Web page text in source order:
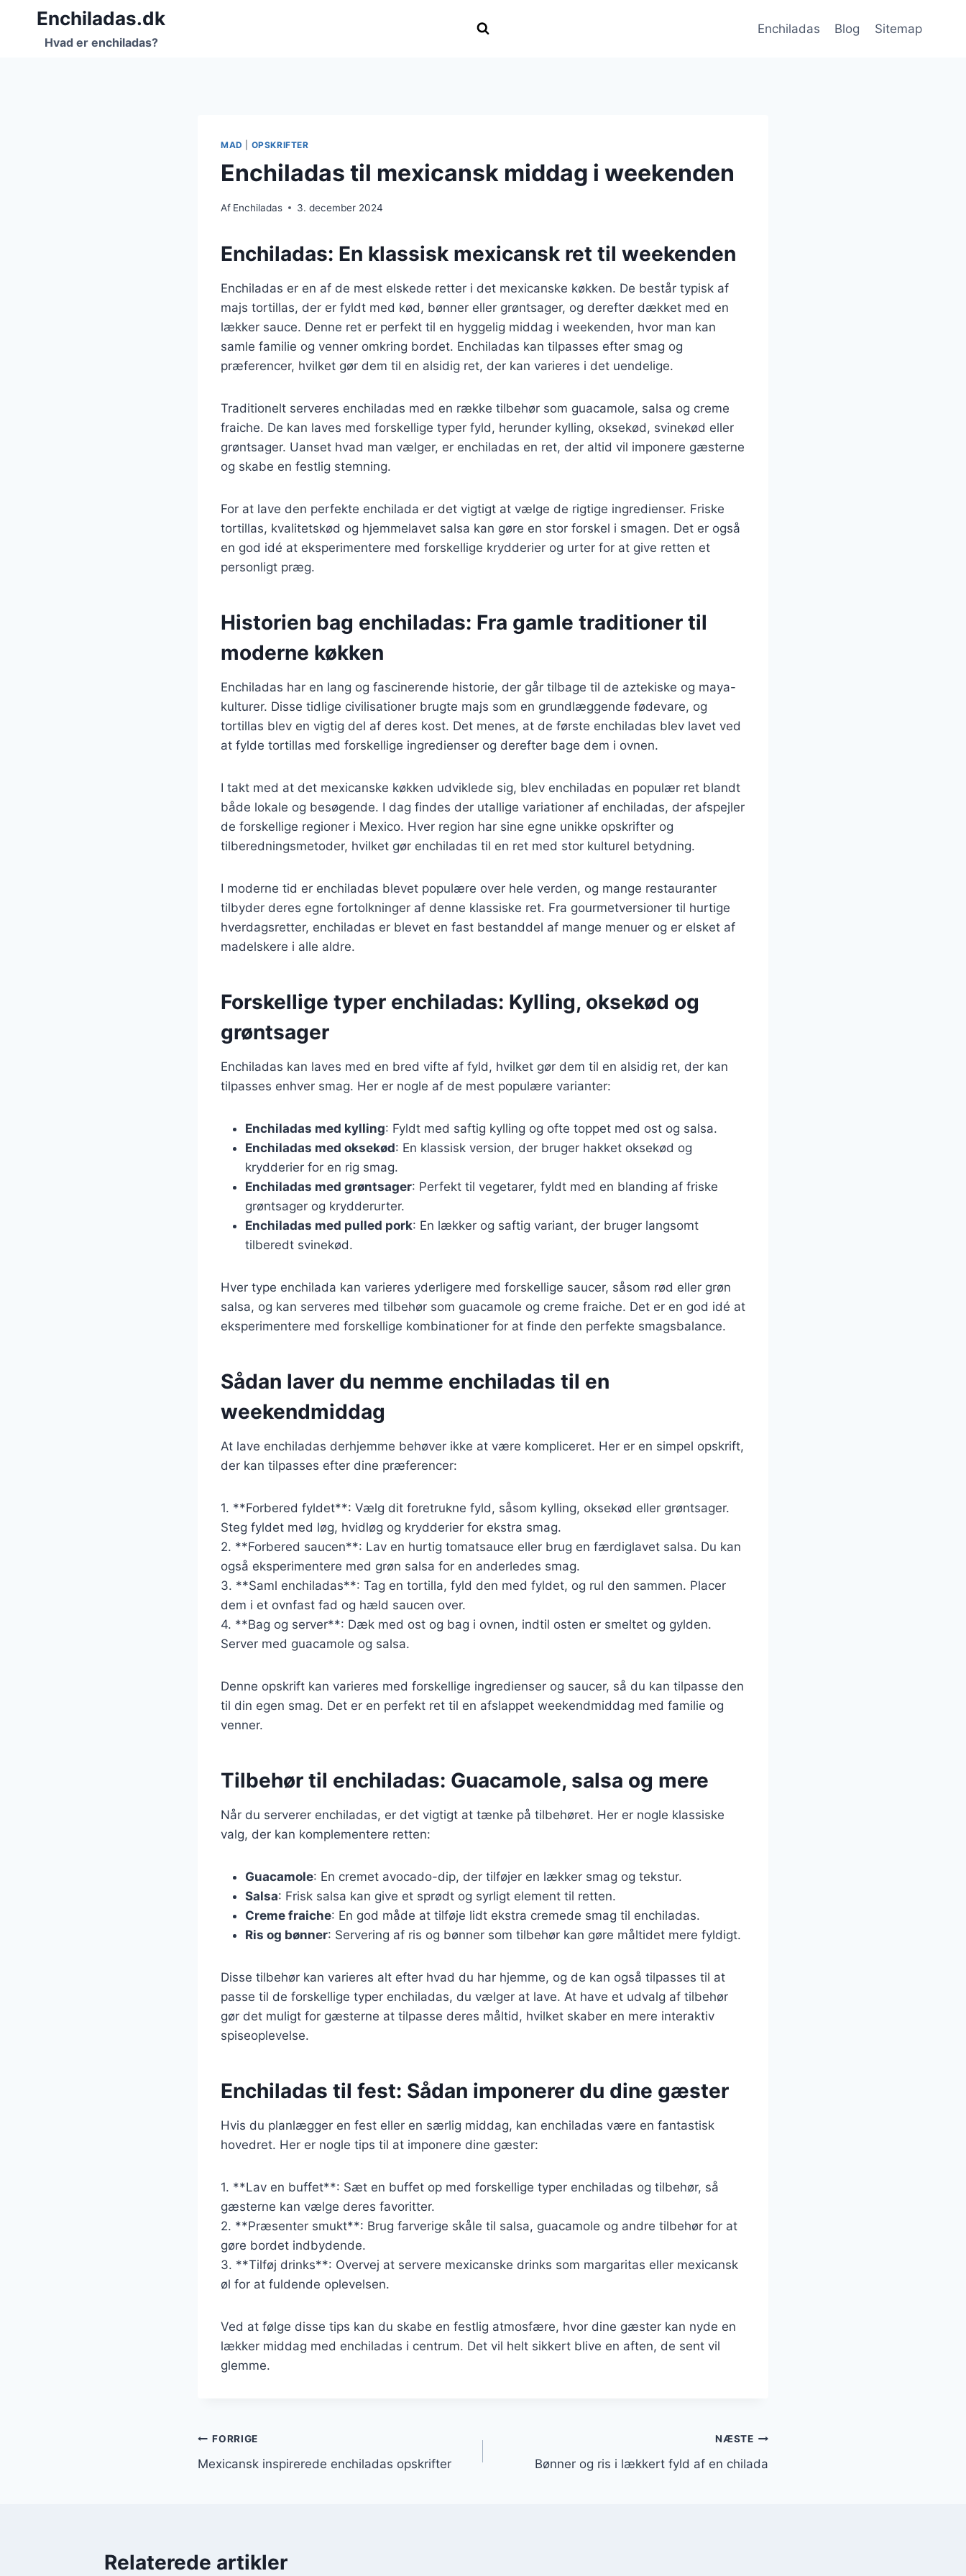
FortsætEnchiladas.dk
Hvad er enchiladas?
Enchiladas Blog Sitemap
MAD OPSKRIFTER
Enchiladas til mexicansk middag i weekenden
Af Enchiladas 3. december 2024
Enchiladas: En klassisk mexicansk ret til weekenden
Enchiladas er en af de mest elskede retter i det mexicanske køkken. De består typisk af
majs tortillas, der er fyldt med kød, bønner eller grøntsager, og derefter dækket med en
lækker sauce. Denne ret er perfekt til en hyggelig middag i weekenden, hvor man kan
samle familie og venner omkring bordet. Enchiladas kan tilpasses efter smag og
præferencer, hvilket gør dem til en alsidig ret, der kan varieres i det uendelige.
Traditionelt serveres enchiladas med en række tilbehør som guacamole, salsa og creme
fraiche. De kan laves med forskellige typer fyld, herunder kylling, oksekød, svinekød eller
grøntsager. Uanset hvad man vælger, er enchiladas en ret, der altid vil imponere gæsterne
og skabe en festlig stemning.
For at lave den perfekte enchilada er det vigtigt at vælge de rigtige ingredienser. Friske
tortillas, kvalitetskød og hjemmelavet salsa kan gøre en stor forskel i smagen. Det er også
en god idé at eksperimentere med forskellige krydderier og urter for at give retten et
personligt præg.
Historien bag enchiladas: Fra gamle traditioner til
moderne køkken
Enchiladas har en lang og fascinerende historie, der går tilbage til de aztekiske og maya-
kulturer. Disse tidlige civilisationer brugte majs som en grundlæggende fødevare, og
tortillas blev en vigtig del af deres kost. Det menes, at de første enchiladas blev lavet ved
at fylde tortillas med forskellige ingredienser og derefter bage dem i ovnen.
I takt med at det mexicanske køkken udviklede sig, blev enchiladas en populær ret blandt
både lokale og besøgende. I dag findes der utallige variationer af enchiladas, der afspejler
de forskellige regioner i Mexico. Hver region har sine egne unikke opskrifter og
tilberedningsmetoder, hvilket gør enchiladas til en ret med stor kulturel betydning.
I moderne tid er enchiladas blevet populære over hele verden, og mange restauranter
tilbyder deres egne fortolkninger af denne klassiske ret. Fra gourmetversioner til hurtige
hverdagsretter, enchiladas er blevet en fast bestanddel af mange menuer og er elsket af
madelskere i alle aldre.
Forskellige typer enchiladas: Kylling, oksekød og
grøntsager
Enchiladas kan laves med en bred vifte af fyld, hvilket gør dem til en alsidig ret, der kan
tilpasses enhver smag. Her er nogle af de mest populære varianter:
Enchiladas med kylling: Fyldt med saftig kylling og ofte toppet med ost og salsa.
Enchiladas med oksekød: En klassisk version, der bruger hakket oksekød og
krydderier for en rig smag.
Enchiladas med grøntsager: Perfekt til vegetarer, fyldt med en blanding af friske
grøntsager og krydderurter.
Enchiladas med pulled pork: En lækker og saftig variant, der bruger langsomt
tilberedt svinekød.
Hver type enchilada kan varieres yderligere med forskellige saucer, såsom rød eller grøn
salsa, og kan serveres med tilbehør som guacamole og creme fraiche. Det er en god idé at
eksperimentere med forskellige kombinationer for at finde den perfekte smagsbalance.
Sådan laver du nemme enchiladas til en
weekendmiddag
At lave enchiladas derhjemme behøver ikke at være kompliceret. Her er en simpel opskrift,
der kan tilpasses efter dine præferencer:
1. **Forbered fyldet**: Vælg dit foretrukne fyld, såsom kylling, oksekød eller grøntsager.
Steg fyldet med løg, hvidløg og krydderier for ekstra smag.
2. **Forbered saucen**: Lav en hurtig tomatsauce eller brug en færdiglavet salsa. Du kan
også eksperimentere med grøn salsa for en anderledes smag.
3. **Saml enchiladas**: Tag en tortilla, fyld den med fyldet, og rul den sammen. Placer
dem i et ovnfast fad og hæld saucen over.
4. **Bag og server**: Dæk med ost og bag i ovnen, indtil osten er smeltet og gylden.
Server med guacamole og salsa.
Denne opskrift kan varieres med forskellige ingredienser og saucer, så du kan tilpasse den
til din egen smag. Det er en perfekt ret til en afslappet weekendmiddag med familie og
venner.
Tilbehør til enchiladas: Guacamole, salsa og mere
Når du serverer enchiladas, er det vigtigt at tænke på tilbehøret. Her er nogle klassiske
valg, der kan komplementere retten:
Guacamole: En cremet avocado-dip, der tilføjer en lækker smag og tekstur.
Salsa: Frisk salsa kan give et sprødt og syrligt element til retten.
Creme fraiche: En god måde at tilføje lidt ekstra cremede smag til enchiladas.
Ris og bønner: Servering af ris og bønner som tilbehør kan gøre måltidet mere fyldigt.
Disse tilbehør kan varieres alt efter hvad du har hjemme, og de kan også tilpasses til at
passe til de forskellige typer enchiladas, du vælger at lave. At have et udvalg af tilbehør
gør det muligt for gæsterne at tilpasse deres måltid, hvilket skaber en mere interaktiv
spiseoplevelse.
Enchiladas til fest: Sådan imponerer du dine gæster
Hvis du planlægger en fest eller en særlig middag, kan enchiladas være en fantastisk
hovedret. Her er nogle tips til at imponere dine gæster:
1. **Lav en buffet**: Sæt en buffet op med forskellige typer enchiladas og tilbehør, så
gæsterne kan vælge deres favoritter.
2. **Præsenter smukt**: Brug farverige skåle til salsa, guacamole og andre tilbehør for at
gøre bordet indbydende.
3. **Tilføj drinks**: Overvej at servere mexicanske drinks som margaritas eller mexicansk
øl for at fuldende oplevelsen.
Ved at følge disse tips kan du skabe en festlig atmosfære, hvor dine gæster kan nyde en
lækker middag med enchiladas i centrum. Det vil helt sikkert blive en aften, de sent vil
glemme.
Indlægsnavigation
FORRIGE
Mexicansk inspirerede enchiladas opskrifter
NÆSTE
Bønner og ris i lækkert fyld af en chilada
Relaterede artikler